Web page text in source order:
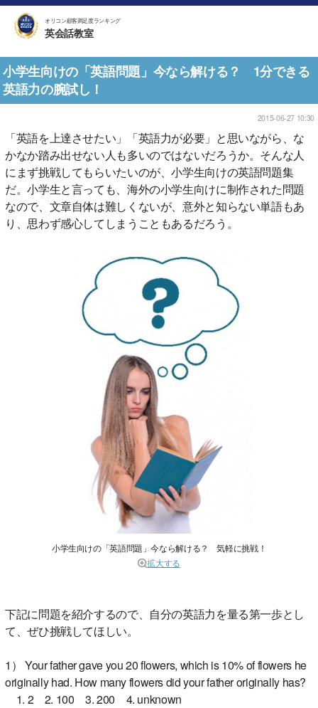
オリコン顧客満足度ランキング
英会話教室
小学生向けの「英語問題」今なら解ける？ 1分できる
英語力の腕試し！
2015-06-27 10:30
「英語を上達させたい」「英語力が必要」と思いながら、な
かなか踏み出せない人も多いのではないだろうか。そんな人
にまず挑戦してもらいたいのが、小学生向けの英語問題集
だ。小学生と言っても、海外の小学生向けに制作された問題
なので、文章自体は難しくないが、意外と知らない単語もあ
り、思わず感心してしまうこともあるだろう。
小学生向けの「英語問題」今なら解ける？ 気軽に挑戦！
拡大する
下記に問題を紹介するので、自分の英語力を量る第一歩とし
て、ぜひ挑戦してほしい。
1） Your father gave you 20 flowers, which is 10% of flowers he
originally had. How many flowers did your father originally has?
1. 2 2. 100 3. 200 4. unknown